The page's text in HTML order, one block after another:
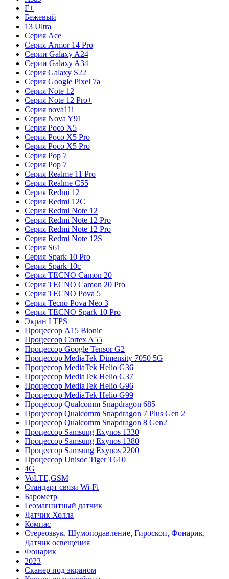
F+
Бежевый
13 Ultra
Серия Ace
Серия Armor 14 Pro
Серии Galaxy A24
Серии Galaxy A34
Серия Galaxy S22
Серия Google Pixel 7a
Серия Note 12
Серия Note 12 Pro+
Серия nova11i
Серия Nova Y91
Серия Poco X5
Серия Poco X5 Pro
Серия Poco X5 Pro
Серия Pop 7
Серия Pop 7
Серия Realme 11 Pro
Серия Realme C55
Серия Redmi 12
Серия Redmi 12C
Серия Redmi Note 12
Серия Redmi Note 12 Pro
Серия Redmi Note 12 Pro
Серия Redmi Note 12S
Серия S61
Серия Spark 10 Pro
Серия Spark 10c
Серия TECNO Camon 20
Серия TECNO Camon 20 Pro
Серия TECNO Pova 5
Серия Tecno Pova Neo 3
Серия TECNO Spark 10 Pro
Экран LTPS
Процессор A15 Bionic
Процессор Cortex A55
Процессор Google Tensor G2
Процессор MediaTek Dimensity 7050 5G
Процессор MediaTek Helio G36
Процессор MediaTek Helio G37
Процессор MediaTek Helio G96
Процессор MediaTek Helio G99
Процессор Qualcomm Snapdragon 685
Процессор Qualcomm Snapdragon 7 Plus Gen 2
Процессор Qualcomm Snapdragon 8 Gen2
Процессор Samsung Exynos 1330
Процессор Samsung Exynos 1380
Процессор Samsung Exynos 2200
Процессор Unisoc Tiger T610
4G
VoLTE,GSM
Cтандарт связи Wi-Fi
Барометр
Геомагнитный датчик
Датчик Холла
Компас
Стереозвук, Шумоподавление, Гироскоп, Фонарик,
Датчик освещения
Фонарик
2023
Сканер под экраном